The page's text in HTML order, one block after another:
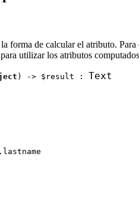
forma de calcular el atributo.
utilizar los atributos
) -> $result : Text
. lastname